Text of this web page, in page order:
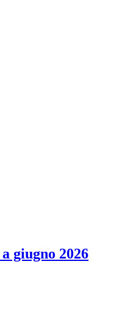
giugno 2026